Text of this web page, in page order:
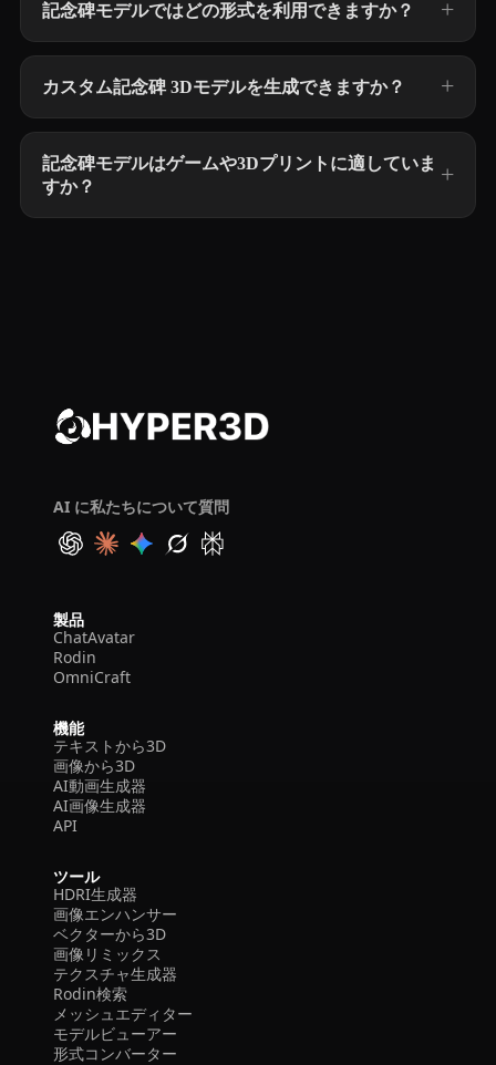
記念碑モデルではどの形式を利用できますか？
カスタム記念碑 3Dモデルを生成できますか？
記念碑モデルはゲームや3Dプリントに適していま
すか？
AI に私たちについて質問
製品
ChatAvatar
Rodin
OmniCraft
機能
テキストから3D
画像から3D
AI動画生成器
AI画像生成器
API
ツール
HDRI生成器
画像エンハンサー
ベクターから3D
画像リミックス
テクスチャ生成器
Rodin検索
メッシュエディター
モデルビューアー
形式コンバーター